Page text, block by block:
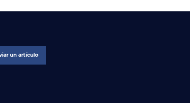
un artículo